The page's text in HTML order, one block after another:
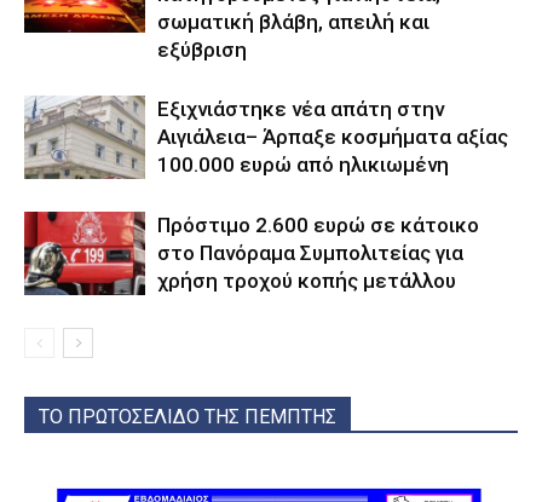
σωματική βλάβη, απειλή και
εξύβριση
Εξιχνιάστηκε νέα απάτη στην
Αιγιάλεια– Άρπαξε κοσμήματα αξίας
100.000 ευρώ από ηλικιωμένη
Πρόστιμο 2.600 ευρώ σε κάτοικο
στο Πανόραμα Συμπολιτείας για
χρήση τροχού κοπής μετάλλου
ΤΟ ΠΡΩΤΟΣΕΛΙΔΟ ΤΗΣ ΠΕΜΠΤΗΣ